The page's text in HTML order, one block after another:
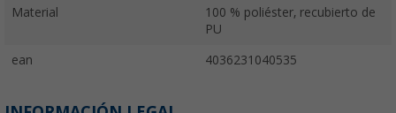
Material
100 % poliéster, recubierto de
PU
ean 4036231040535